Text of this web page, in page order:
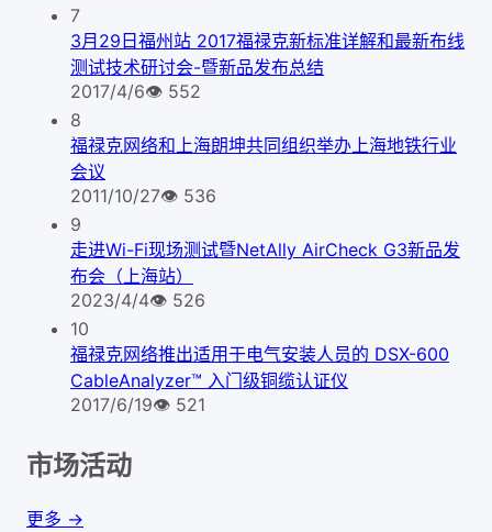
7
3月29日福州站 2017福禄克新标准详解和最新布线
测试技术研讨会-暨新品发布总结
2017/4/6👁 552
8
福禄克网络和上海朗坤共同组织举办上海地铁行业
会议
2011/10/27👁 536
9
走进Wi-Fi现场测试暨NetAlly AirCheck G3新品发
布会（上海站）
2023/4/4👁 526
10
福禄克网络推出适用于电气安装人员的 DSX-600
CableAnalyzer™ 入门级铜缆认证仪
2017/6/19👁 521
市场活动
更多 →